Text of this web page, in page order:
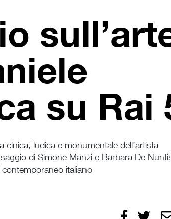
su Rai
ludica e monumentale dell’artista
di Simone Manzi e Barbara De
italiano
Condividi